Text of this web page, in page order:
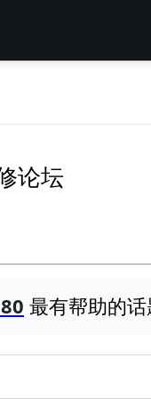
论坛
最有帮助的